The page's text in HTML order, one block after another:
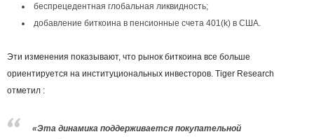
беспрецедентная глобальная ликвидность;
добавление биткоина в пенсионные счета 401(k) в США.
Эти изменения показывают, что рынок биткоина все больше
ориентируется на институциональных инвесторов. Tiger Research
отметил :
«Эта динамика поддерживается покупательной